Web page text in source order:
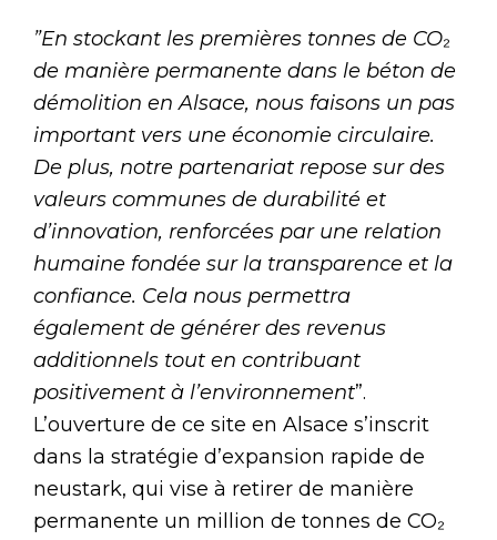
”En stockant les premières tonnes de CO₂
de manière permanente dans le béton de
démolition en Alsace, nous faisons un pas
important vers une économie circulaire.
De plus, notre partenariat repose sur des
valeurs communes de durabilité et
d’innovation, renforcées par une relation
humaine fondée sur la transparence et la
confiance. Cela nous permettra
également de générer des revenus
additionnels tout en contribuant
positivement à l’environnement”.
L’ouverture de ce site en Alsace s’inscrit
dans la stratégie d’expansion rapide de
neustark, qui vise à retirer de manière
permanente un million de tonnes de CO₂